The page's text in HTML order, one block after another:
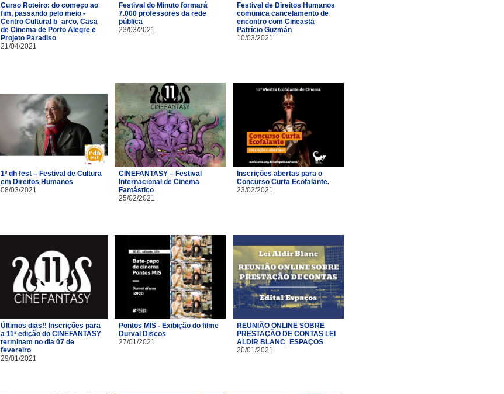
Curso Roteiro: do começo ao
fim, passando pelo meio -
Centro Cultural b_arco, Casa
de Cinema de Porto Alegre e
Projeto Paradiso
21/04/2021
Festival do Minuto formará
7.000 professores da rede
pública
23/03/2021
Festival de Direitos Humanos
comunica cancelamento de
encontro com Cineasta
Patrício Guzmán
10/03/2021
1º dh fest – Festival de Cultura
em Direitos Humanos
08/03/2021
CINEFANTASY – Festival
Internacional de Cinema
Fantástico
25/02/2021
Inscrições abertas para o
Concurso Curta Ecofalante.
23/02/2021
Últimos dias!! Inscrições para
a 11ª edição do CINEFANTASY
terminam no dia 07 de
fevereiro
29/01/2021
Pontos MIS - Exibição do filme
Durval Discos
27/01/2021
REUNIÃO ONLINE SOBRE
PRESTAÇÃO DE CONTAS LEI
ALDIR BLANC_ESPAÇOS
20/01/2021